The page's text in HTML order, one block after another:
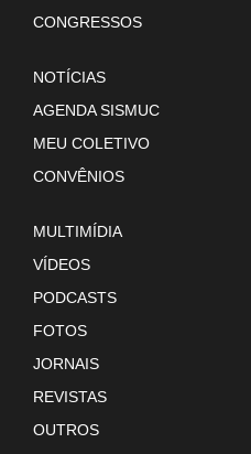
CONGRESSOS
NOTÍCIAS
AGENDA SISMUC
MEU COLETIVO
CONVÊNIOS
MULTIMÍDIA
VÍDEOS
PODCASTS
FOTOS
JORNAIS
REVISTAS
OUTROS